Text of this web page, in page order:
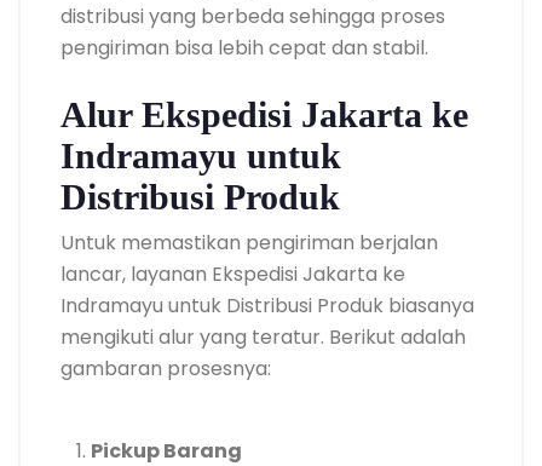
distribusi yang berbeda sehingga proses
pengiriman bisa lebih cepat dan stabil.
Alur Ekspedisi Jakarta ke
Indramayu untuk
Distribusi Produk
Untuk memastikan pengiriman berjalan
lancar, layanan Ekspedisi Jakarta ke
Indramayu untuk Distribusi Produk biasanya
mengikuti alur yang teratur. Berikut adalah
gambaran prosesnya:
Pickup Barang